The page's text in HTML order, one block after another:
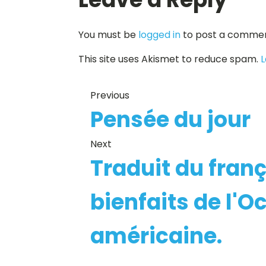
You must be logged in to post a
This site uses Akismet to reduce spam.
Previous
Pensée du jour
Next
Traduit du
bienfaits de
américaine.